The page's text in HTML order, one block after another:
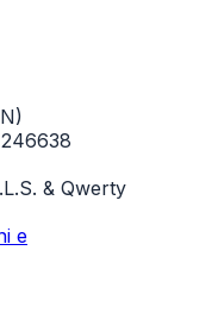
& Qwerty
e